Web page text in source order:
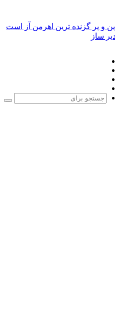
و پر گزنده ترین اهرمن آز است
ساز